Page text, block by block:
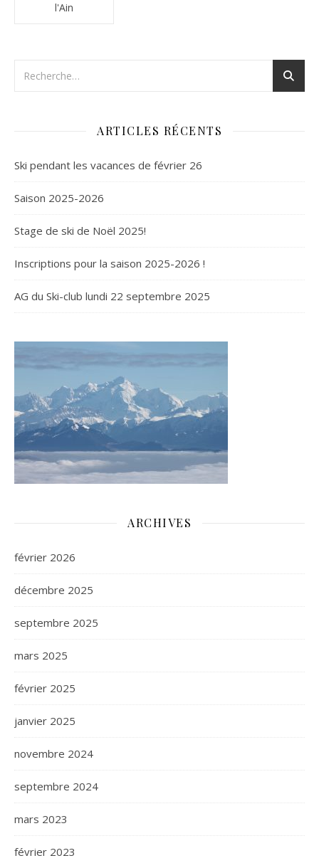
l'Ain
ARTICLES RÉCENTS
Ski pendant les vacances de février 26
Saison 2025-2026
Stage de ski de Noël 2025!
Inscriptions pour la saison 2025-2026 !
AG du Ski-club lundi 22 septembre 2025
ARCHIVES
février 2026
décembre 2025
septembre 2025
mars 2025
février 2025
janvier 2025
novembre 2024
septembre 2024
mars 2023
février 2023